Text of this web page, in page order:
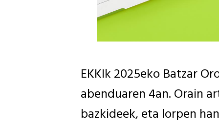
EKKIk 2025eko Batzar
abenduaren 4an. Orain
bazkideek, eta lorpen